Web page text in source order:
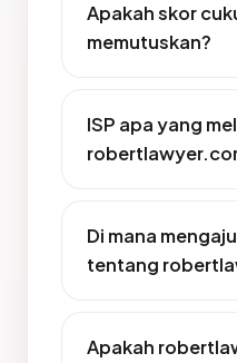
Apakah skor
memutuskan?
ISP apa yang
Di mana
tentang
Apakah